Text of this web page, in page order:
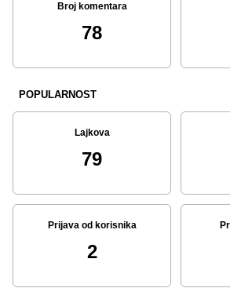
Broj komentara
78
POPULARNOST
Lajkova
79
Prijava od korisnika
2